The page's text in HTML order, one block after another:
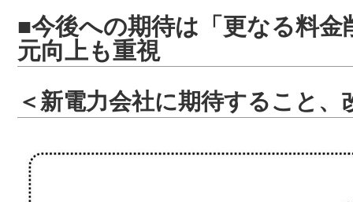
■今後への期待は「更なる料
元向上も重視
＜新電力会社に期待すること